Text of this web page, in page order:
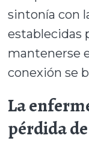
sintonía con
establecidas
mantenerse
conexión se
La
pérdida